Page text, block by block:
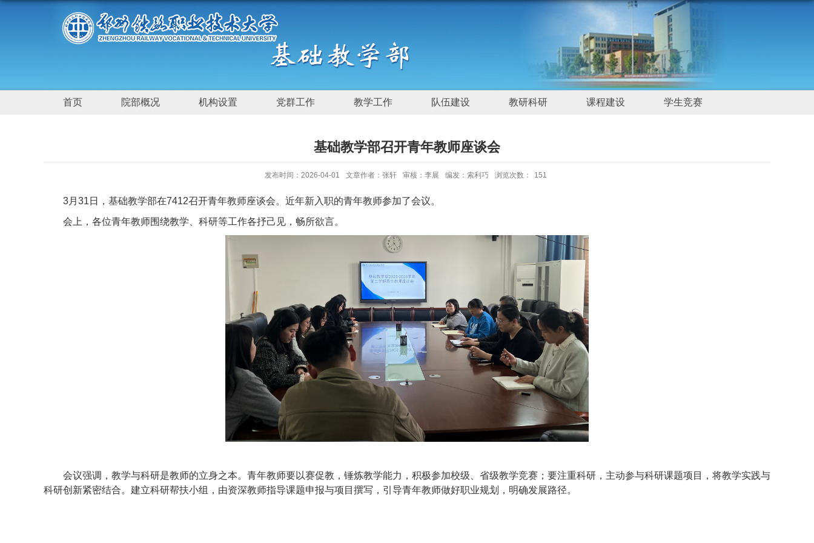
首页 院部概况 机构设置 党群工作 教学工作 队伍建设 教研科研 课程建设 学生竞赛
基础教学部召开青年教师座谈会
发布时间：2026-04-01 文章作者：张轩 审核：李展 编发：索利巧 浏览次数： 151
3月31日，基础教学部在7412召开青年教师座谈会。近年新入职的青年教师参加了会议。
会上，各位青年教师围绕教学、科研等工作各抒己见，畅所欲言。
会议强调，教学与科研是教师的立身之本。青年教师要以赛促教，锤炼教学能力，积极参加校级、省级教学竞赛；要注重科研，主动参与科研课题项目，将教学实践与
科研创新紧密结合。建立科研帮扶小组，由资深教师指导课题申报与项目撰写，引导青年教师做好职业规划，明确发展路径。